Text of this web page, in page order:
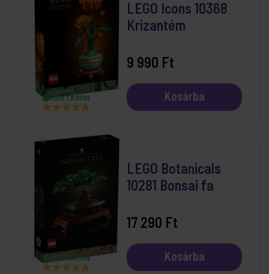
RAKTÁRON
LEGO Icons 10368
Krizantém
9 990 Ft
Kosárba
RAKTÁRON
LEGO Botanicals
10281 Bonsai fa
17 290 Ft
Kosárba